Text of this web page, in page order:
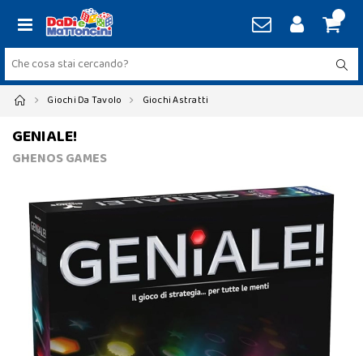
Giochi Da Tavolo Giochi Astratti
GENIALE!
GHENOS GAMES